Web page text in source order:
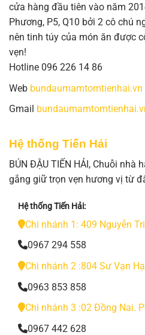
cửa hàng đầu tiên vào năm
Phương, P5, Q10 bởi 2 cô chú
nên tinh túy của món ăn được
vẹn!
Hotline 096 226 14 86
Web bundaumamtomtienhai.vn
Gmail
Hệ thống Tiến Hải
BÚN ĐẬU TIẾN HẢI, Chuỗi nhà
gắng giữ trọn vẹn hương vị từ
Hệ thống Tiến Hải:
Chi nhánh 1: 409 Nguyễn
0967 294 558
Chi nhánh 2 :804 Sư Vạn
0963 853 858
Chi nhánh 3 :02 Đồng Nai.
0967 442 628